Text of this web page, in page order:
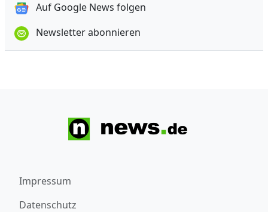
Auf Google News folgen
Newsletter abonnieren
Impressum
Datenschutz